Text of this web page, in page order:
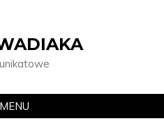
MENU